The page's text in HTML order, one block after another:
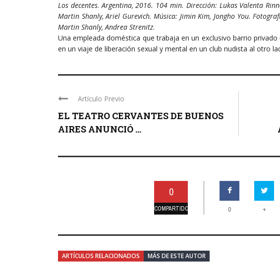
Los decentes. Argentina, 2016. 104 min. Dirección: Lukas Valenta
Martin Shanly, Ariel Gurevich. Música: Jimin Kim, Jongho You.
Martin Shanly, Andrea Strenitz.
Una empleada doméstica que trabaja en un exclusivo barrio
en un viaje de liberación sexual y mental en un club nudista al otro
Artículo Previo
EL TEATRO CERVANTES DE BUENOS
AIRES ANUNCIÓ ...
0
COMPARTIDO 0 +
ARTÍCULOS RELACIONADOS MÁS DE ESTE AUTOR